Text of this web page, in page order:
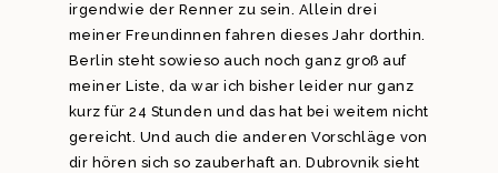
irgendwie der Renner zu sein. Allein drei
meiner Freundinnen fahren dieses Jahr dorthin.
Berlin steht sowieso auch noch ganz groß auf
meiner Liste, da war ich bisher leider nur ganz
kurz für 24 Stunden und das hat bei weitem nicht
gereicht. Und auch die anderen Vorschläge von
dir hören sich so zauberhaft an. Dubrovnik sieht